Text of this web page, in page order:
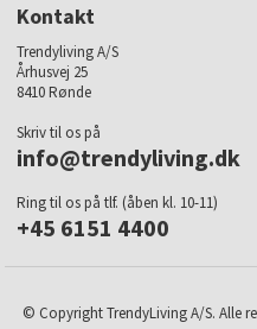
Kontakt
Trendyliving A/S
Århusvej 25
8410 Rønde
Skriv til os på
info@trendyliving.dk
Ring til os på tlf. (åben kl. 10-11)
+45 6151 4400
© Copyright TrendyLiving A/S. Alle